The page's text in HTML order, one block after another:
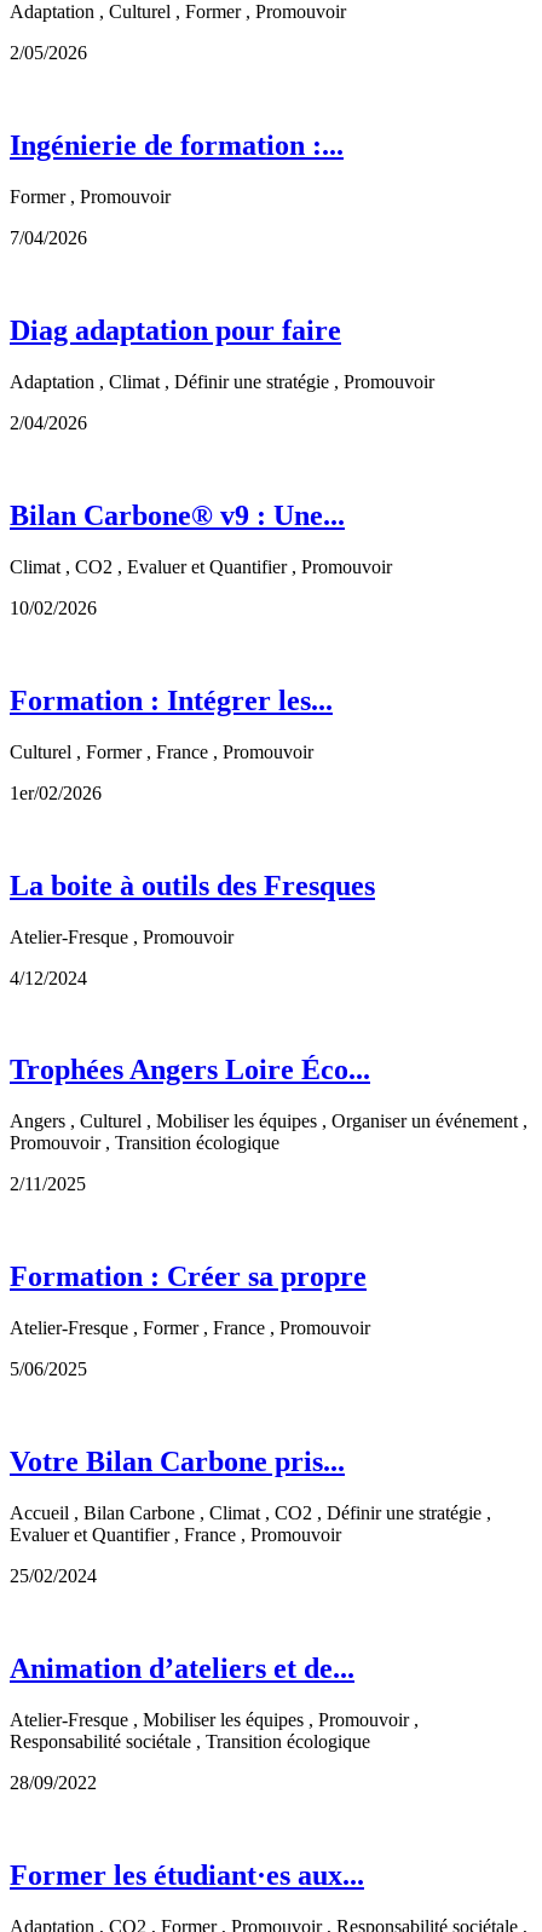
Adaptation , Culturel , Former , Promouvoir
2/05/2026
Ingénierie de formation :...
Former , Promouvoir
7/04/2026
Diag adaptation pour faire
Adaptation , Climat , Définir une stratégie , Promouvoir
2/04/2026
Bilan Carbone® v9 : Une...
Climat , CO2 , Evaluer et Quantifier , Promouvoir
10/02/2026
Formation : Intégrer les...
Culturel , Former , France , Promouvoir
1er/02/2026
La boite à outils des Fresques
Atelier-Fresque , Promouvoir
4/12/2024
Trophées Angers Loire Éco...
Angers , Culturel , Mobiliser les équipes , Organiser un événement ,
Promouvoir , Transition écologique
2/11/2025
Formation : Créer sa propre
Atelier-Fresque , Former , France , Promouvoir
5/06/2025
Votre Bilan Carbone pris...
Accueil , Bilan Carbone , Climat , CO2 , Définir une stratégie ,
Evaluer et Quantifier , France , Promouvoir
25/02/2024
Animation d’ateliers et de...
Atelier-Fresque , Mobiliser les équipes , Promouvoir ,
Responsabilité sociétale , Transition écologique
28/09/2022
Former les étudiant·es aux...
Adaptation , CO2 , Former , Promouvoir , Responsabilité sociétale ,